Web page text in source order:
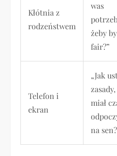
Kłótnia z
rodzeństwem
was
żeby
fair?”
Telefon i
ekran
„Jak
miał
na